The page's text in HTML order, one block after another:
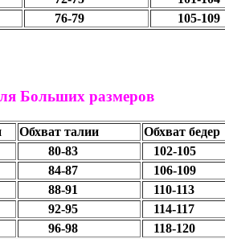
76-79 105-109
Больших размеров
Обхват талии
Обхват бедер
80-83
102-
84-87
106-109
88-91
110-113
92-95
114-117
96-98 118-120